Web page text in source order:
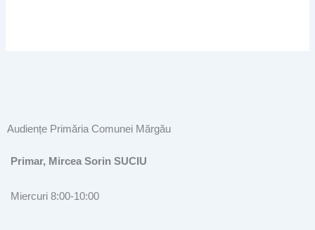
Audiențe Primăria Comunei Mărgău
Primar, Mircea Sorin SUCIU
Miercuri 8:00-10:00